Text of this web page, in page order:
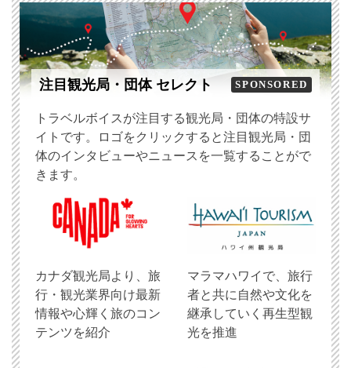
注目観光局・団体 セレクト SPONSORED
トラベルボイスが注目する観光局・団体の特設サ
イトです。ロゴをクリックすると注目観光局・団
体のインタビューやニュースを一覧することがで
きます。
​カナダ観光局より、旅
行・観光業界向け最新
情報や心輝く旅のコン
テンツを紹介
マラマハワイで、旅行
者と共に自然や文化を
継承していく再生型観
光を推進